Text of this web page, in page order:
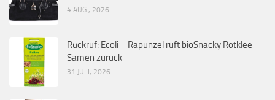
4 AUG., 2026
Rückruf: Ecoli – Rapunzel ruft bioSnacky Rotklee
Samen zurück
31 JULI, 2026